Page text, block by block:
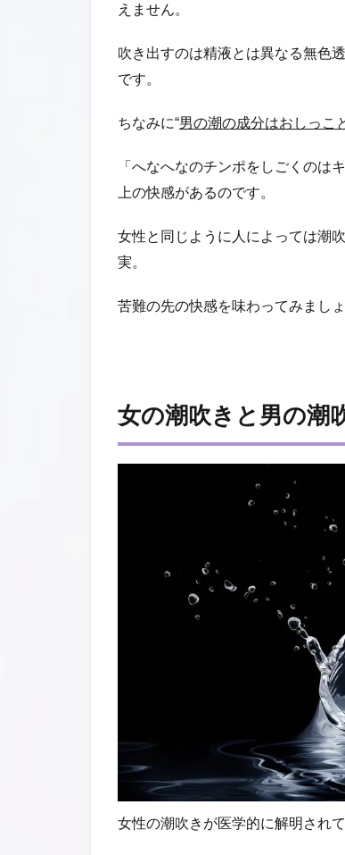
えません。
吹き出すのは精液とは異なる無色
です。
ちなみに“男の潮の成分はおしっこ
「へなへなのチンポをしごくのは
上の快感があるのです。
女性と同じように人によっては潮
実。
苦難の先の快感を味わってみましょ
女の潮吹きと男の潮
女性の潮吹きが医学的に解明され